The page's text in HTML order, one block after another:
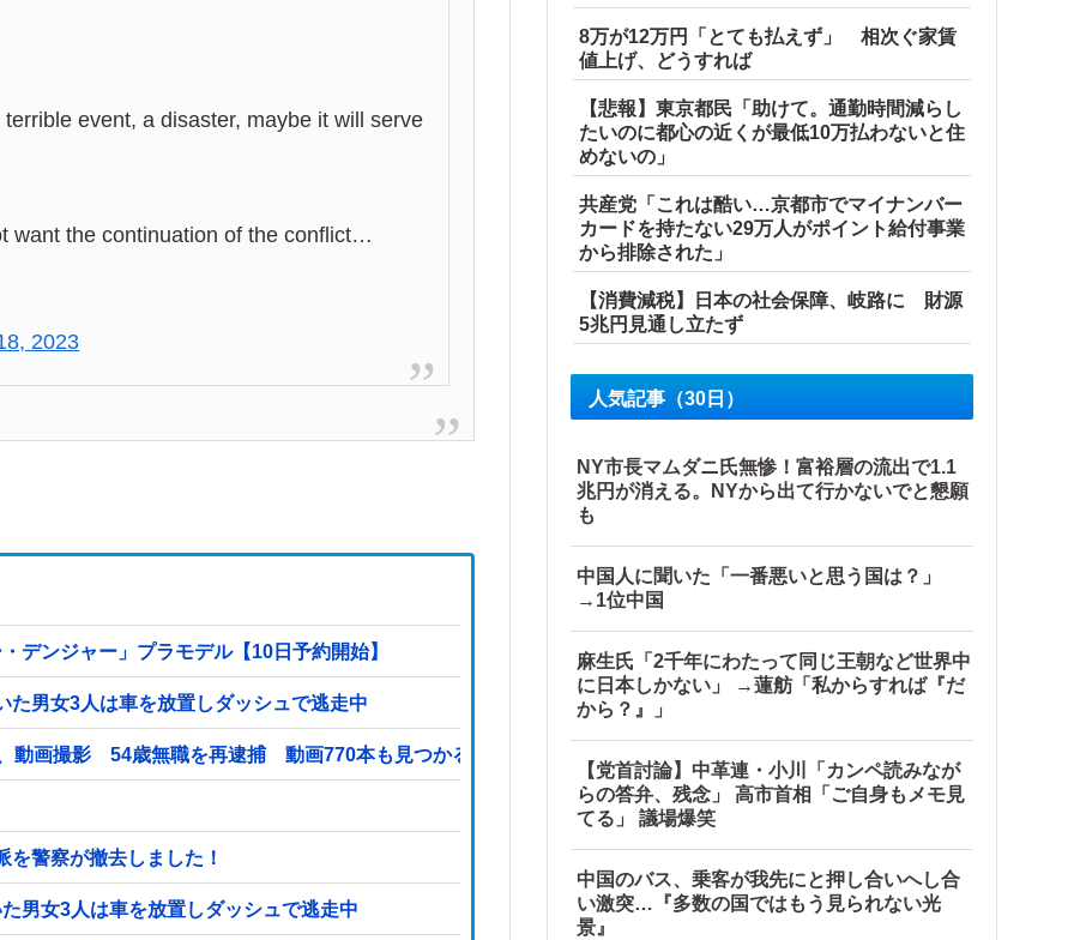
event, a disaster, maybe it will serve
want the continuation of the conflict…
2023
デンジャー」プラモデル【10日予約開始】
男女3人は車を放置しダッシュで逃走中
動画撮影 54歳無職を再逮捕 動画770本も見つかる
警察が撤去しました！
男女3人は車を放置しダッシュで逃走中
8万が12万円「とても払えず」 相次ぐ家賃
値上げ、どうすれば
【悲報】東京都民「助けて。通勤時間減らし
たいのに都心の近くが最低10万払わないと住
めないの」
共産党「これは酷い…京都市でマイナンバー
カードを持たない29万人がポイント給付事業
から排除された」
【消費減税】日本の社会保障、岐路に 財源
5兆円見通し立たず
人気記事（30日）
NY市長マムダニ氏無惨！富裕層の流出で1.1
兆円が消える。NYから出て行かないでと懇願
も
中国人に聞いた「一番悪いと思う国は？」
→1位中国
麻生氏「2千年にわたって同じ王朝など世界中
に日本しかない」 →蓮舫「私からすれば『だ
から？』」
【党首討論】中革連・小川「カンペ読みなが
らの答弁、残念」 高市首相「ご自身もメモ見
てる」 議場爆笑
中国のバス、乗客が我先にと押し合いへし合
い激突…『多数の国ではもう見られない光
景』